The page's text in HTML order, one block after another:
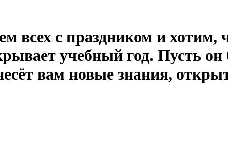
всех с праздником и
учебный год. Пусть он
вам новые знания,